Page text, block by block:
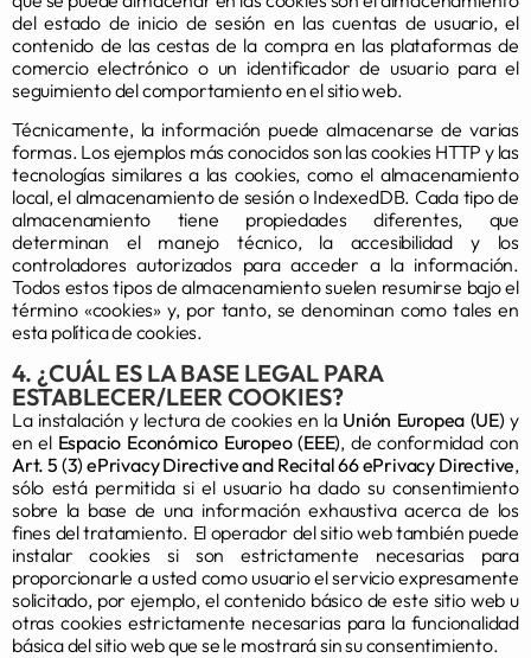
del estado de inicio de sesión en las cuentas de usuario, el
contenido de las cestas de la compra en las plataformas de
comercio electrónico o un identificador de usuario para el
seguimiento del comportamiento en el sitio web.
Técnicamente, la información puede almacenarse de varias
formas. Los ejemplos más conocidos son las cookies HTTP y las
tecnologías similares a las cookies, como el almacenamiento
local, el almacenamiento de sesión o IndexedDB. Cada tipo de
almacenamiento tiene propiedades diferentes, que
determinan el manejo técnico, la accesibilidad y los
controladores autorizados para acceder a la información.
Todos estos tipos de almacenamiento suelen resumirse bajo el
término «cookies» y, por tanto, se denominan como tales en
esta política de cookies.
4. ¿CUÁL ES LA BASE LEGAL PARA
ESTABLECER/LEER COOKIES?
La instalación y lectura de cookies en laUnión Europea (UE) y
en el Espacio Económico Europeo (EEE), de conformidad con
Art. 5 (3) ePrivacy Directive and Recital 66 ePrivacy Directive,
sólo está permitida si el usuario ha dado su consentimiento
sobre la base de una información exhaustiva acerca de los
fines del tratamiento. El operador del sitio web también puede
instalar cookies si son estrictamente necesarias para
proporcionarle a usted como usuario el servicio expresamente
solicitado, por ejemplo, el contenido básico de este sitio web u
otras cookies estrictamente necesarias para la funcionalidad
básica del sitio web que se le mostrará sin su consentimiento.